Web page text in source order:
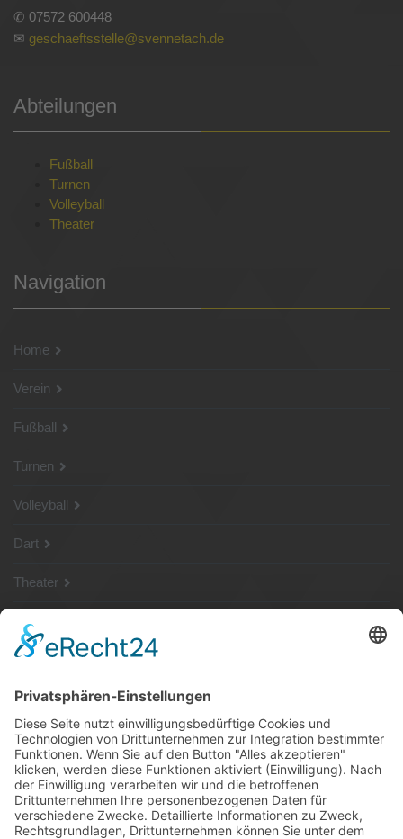
✆ 07572 600448
✉ geschaeftsstelle@svennetach.de
Abteilungen
Fußball
Turnen
Volleyball
Theater
Navigation
Home
Verein
Fußball
Turnen
Volleyball
Dart
Theater
SG Shop
Sponsoren
Kontakt
Social Media